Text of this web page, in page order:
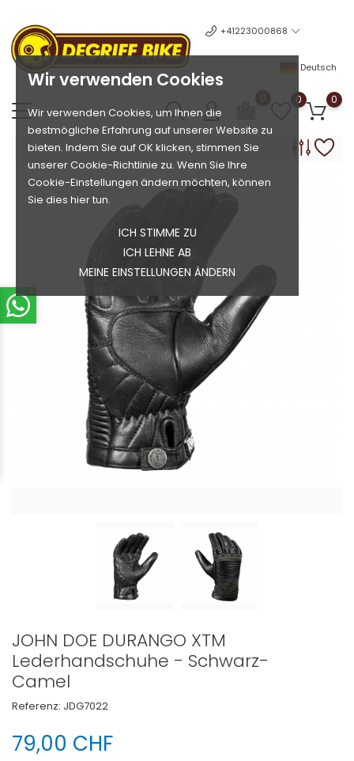
Wir verwenden Cookies
Wir verwenden Cookies, um Ihnen die
bestmögliche Erfahrung auf unserer Website zu
bieten. Indem Sie auf OK klicken, stimmen Sie
unserer Cookie-Richtlinie zu. Wenn Sie Ihre
Cookie-Einstellungen ändern möchten, können
Sie dies hier tun.
ICH STIMME ZU
ICH LEHNE AB
MEINE EINSTELLUNGEN ÄNDERN
+41223000868
Deutsch
0 0
JOHN DOE DURANGO XTM
Lederhandschuhe - Schwarz-
Camel
Referenz: JDG7022
79,00 CHF